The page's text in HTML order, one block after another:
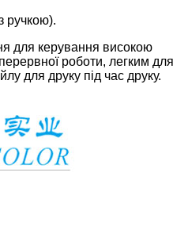
ручкою).
для керування високою
роботи, легким для
для друку під час друку.